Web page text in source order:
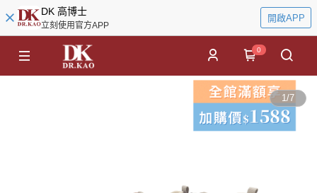
DK 高博士
立刻使用官方APP
開啟APP
0
1/7